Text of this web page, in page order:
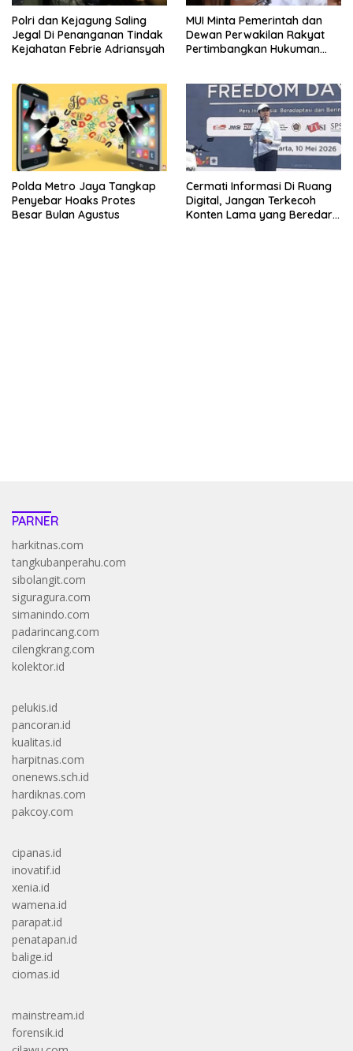
Polri dan Kejagung Saling
Jegal Di Penanganan Tindak
Kejahatan Febrie Adriansyah
MUI Minta Pemerintah dan
Dewan Perwakilan Rakyat
Pertimbangkan Hukuman
Polda Metro Jaya Tangkap
Penyebar Hoaks Protes
Besar Bulan Agustus
Cermati Informasi Di Ruang
Digital, Jangan Terkecoh
Konten Lama yang Beredar
PARNER
harkitnas.com
tangkubanperahu.com
sibolangit.com
siguragura.com
simanindo.com
padarincang.com
cilengkrang.com
kolektor.id
pelukis.id
pancoran.id
kualitas.id
harpitnas.com
onenews.sch.id
hardiknas.com
pakcoy.com
cipanas.id
inovatif.id
xenia.id
wamena.id
parapat.id
penatapan.id
balige.id
ciomas.id
mainstream.id
forensik.id